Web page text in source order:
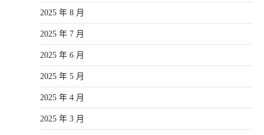
2025 年 8 月
2025 年 7 月
2025 年 6 月
2025 年 5 月
2025 年 4 月
2025 年 3 月